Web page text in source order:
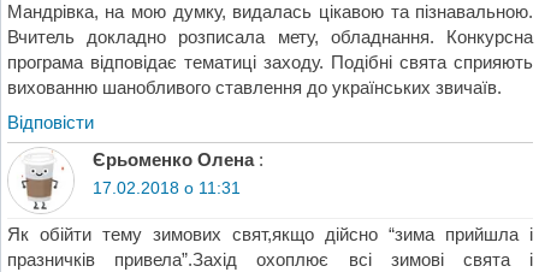
Мандрівка, на мою думку, видалась цікавою та пізнавальною.
Вчитель докладно розписала мету, обладнання. Конкурсна
програма відповідає тематиці заходу. Подібні свята сприяють
вихованню шанобливого ставлення до українських звичаїв.
Відповіcти
Єрьоменко Олена :
17.02.2018 о 11:31
Як обійти тему зимових свят,якщо дійсно “зима прийшла і
празничків привела”.Захід охоплює всі зимові свята і